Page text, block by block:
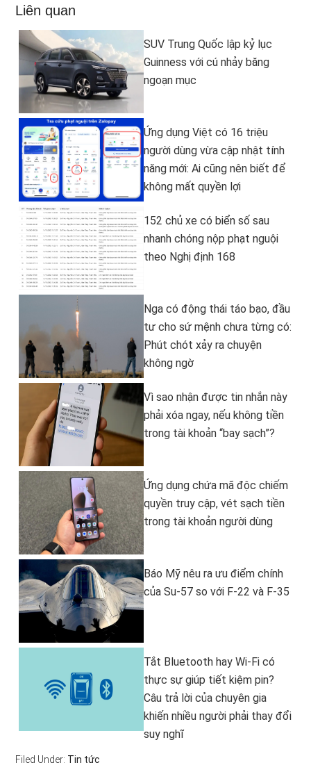
Liên quan
SUV Trung Quốc lập kỷ lục
Guinness với cú nhảy băng
ngoạn mục
Ứng dụng Việt có 16 triệu
người dùng vừa cập nhật tính
năng mới: Ai cũng nên biết để
không mất quyền lợi
152 chủ xe có biển số sau
nhanh chóng nộp phạt nguội
theo Nghị định 168
Nga có động thái táo bạo, đầu
tư cho sứ mệnh chưa từng có:
Phút chót xảy ra chuyện
không ngờ
Vì sao nhận được tin nhắn này
phải xóa ngay, nếu không tiền
trong tài khoản “bay sạch”?
Ứng dụng chứa mã độc chiếm
quyền truy cập, vét sạch tiền
trong tài khoản người dùng
Báo Mỹ nêu ra ưu điểm chính
của Su-57 so với F-22 và F-35
Tắt Bluetooth hay Wi-Fi có
thực sự giúp tiết kiệm pin?
Câu trả lời của chuyên gia
khiến nhiều người phải thay đổi
suy nghĩ
Filed Under: Tin tức